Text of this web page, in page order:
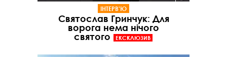
ІНТЕРВ'Ю
Святослав Гринчук: Для
ворога нема нічого
святого
ЕКСКЛЮЗИВ